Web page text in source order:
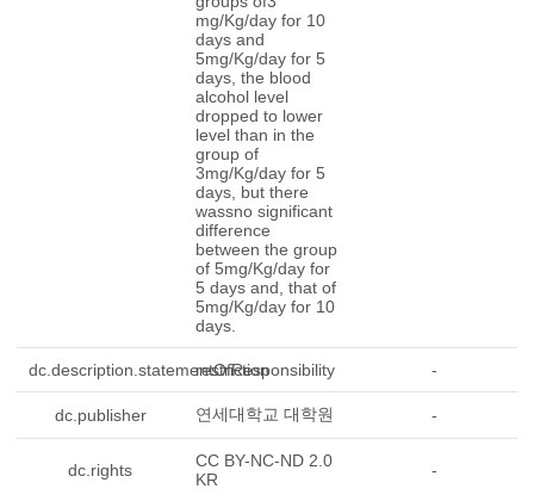
mg/Kg/day for 10
days and
5mg/Kg/day for 5
days, the blood
alcohol level
dropped to lower
level than in the
group of
3mg/Kg/day for 5
days, but there
wassno significant
difference
between the group
of 5mg/Kg/day for
5 days and, that of
5mg/Kg/day for 10
days.
dc.description.statementOfResponsibility
restriction -
dc.publisher 연세대학교 대학원 -
dc.rights
CC BY-NC-ND 2.0
KR
-